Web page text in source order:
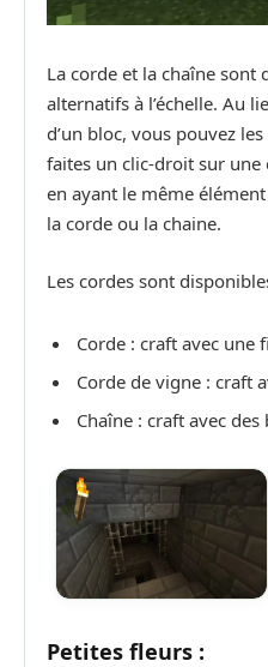
La corde et la chaîne sont
alternatifs à l’échelle. Au
d’un bloc, vous pouvez
faites un clic-droit sur
en ayant le même
la corde ou la chaine.
Les cordes sont
Corde : craft avec une
Corde de vigne : craft
Chaîne : craft avec
Petites fleurs :